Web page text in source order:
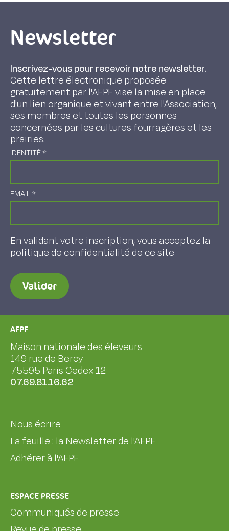
Newsletter
Inscrivez-vous pour recevoir notre newsletter.
Cette lettre électronique proposée
gratuitement par l'AFPF vise la mise en place
d'un lien organique et vivant entre l'Association,
ses membres et toutes les personnes
concernées par les cultures fourragères et les
prairies.
IDENTITÉ*
EMAIL*
En validant votre inscription, vous acceptez la
politique de confidentialité de ce site
Valider
AFPF
Maison nationale des éleveurs
149 rue de Bercy
75595 Paris Cedex 12
07.69.81.16.62
Nous écrire
La feuille : la Newsletter de l'AFPF
Adhérer à l'AFPF
ESPACE PRESSE
Communiqués de presse